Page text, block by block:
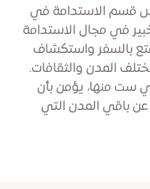
قسم الاستدامة في
في مجال الاستدامة
25 عامًا، ويستمتع بالسفر واستكشاف
المدن والثقافات.
وعاش في ست منها، يؤمن بأن
باقي المدن التي